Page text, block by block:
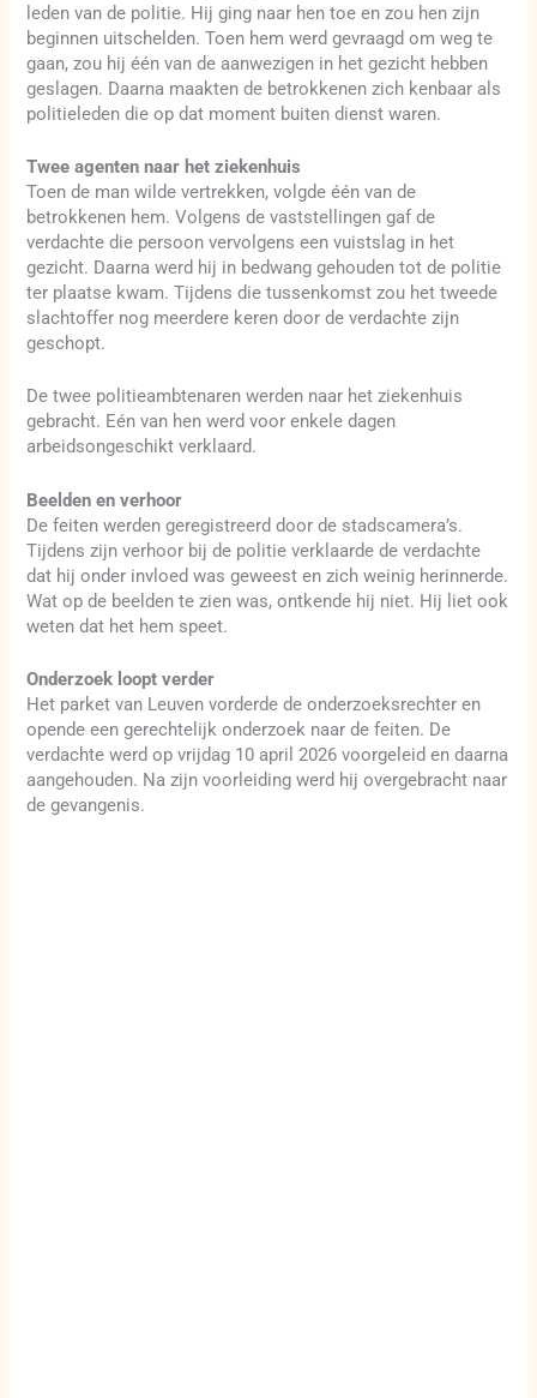
leden van de politie. Hij ging naar hen toe en zou hen zijn
beginnen uitschelden. Toen hem werd gevraagd om weg te
gaan, zou hij één van de aanwezigen in het gezicht hebben
geslagen. Daarna maakten de betrokkenen zich kenbaar als
politieleden die op dat moment buiten dienst waren.
Twee agenten naar het ziekenhuis
Toen de man wilde vertrekken, volgde één van de
betrokkenen hem. Volgens de vaststellingen gaf de
verdachte die persoon vervolgens een vuistslag in het
gezicht. Daarna werd hij in bedwang gehouden tot de politie
ter plaatse kwam. Tijdens die tussenkomst zou het tweede
slachtoffer nog meerdere keren door de verdachte zijn
geschopt.
De twee politieambtenaren werden naar het ziekenhuis
gebracht. Eén van hen werd voor enkele dagen
arbeidsongeschikt verklaard.
Beelden en verhoor
De feiten werden geregistreerd door de stadscamera’s.
Tijdens zijn verhoor bij de politie verklaarde de verdachte
dat hij onder invloed was geweest en zich weinig herinnerde.
Wat op de beelden te zien was, ontkende hij niet. Hij liet ook
weten dat het hem speet.
Onderzoek loopt verder
Het parket van Leuven vorderde de onderzoeksrechter en
opende een gerechtelijk onderzoek naar de feiten. De
verdachte werd op vrijdag 10 april 2026 voorgeleid en daarna
aangehouden. Na zijn voorleiding werd hij overgebracht naar
de gevangenis.